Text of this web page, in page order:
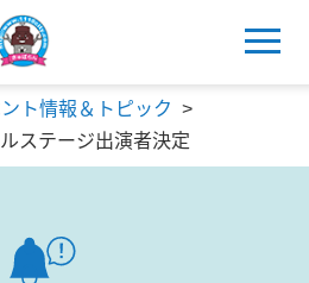
タ
ト情報＆トピック >
ステージ出演者決定